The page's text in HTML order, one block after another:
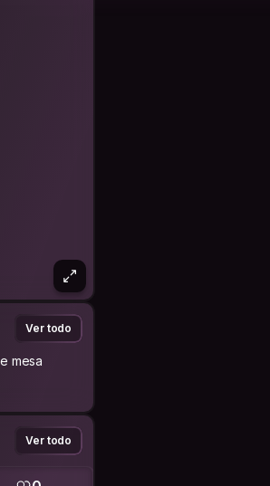
Ver todo
mesa
Ver todo